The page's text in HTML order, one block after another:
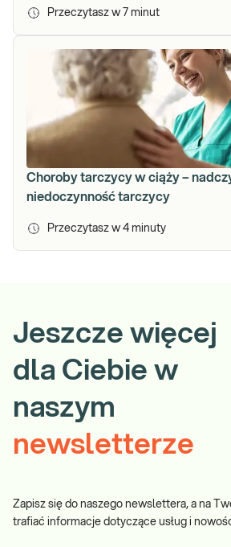
Przeczytasz w 7 minut
Choroby tarczycy w ciąży –
niedoczynność tarczycy
Przeczytasz w 4 minuty
Jeszcze więcej
dla Ciebie w
naszym
newsletterze
Zapisz się do naszego newslettera, a na
trafiać informacje dotyczące usług i